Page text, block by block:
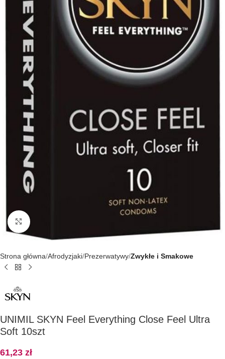
Kliknij, aby powiększyć
Strona główna Afrodyzjaki Prezerwatywy Zwykłe i Smakowe
UNIMIL SKYN Feel Everything Close Feel Ultra
Soft 10szt
61,23 zł